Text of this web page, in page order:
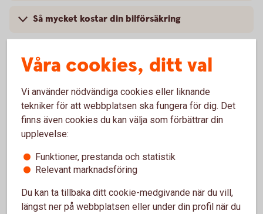
Så mycket kostar din bilförsäkring
Vanliga frågor om att försäkra
Volkswagen
Trafik, hel och halv – vad är det för skillnad på
försäkringarna?
gälla?
Våra cookies, ditt val
Vi använder nödvändiga cookies eller liknande
tekniker för att webbplatsen ska fungera för dig. Det
finns även cookies du kan välja som förbättrar din
upplevelse:
Funktioner, prestanda och statistik
Relevant marknadsföring
Du kan ta tillbaka ditt cookie-medgivande när du vill,
längst ner på webbplatsen eller under din profil när du